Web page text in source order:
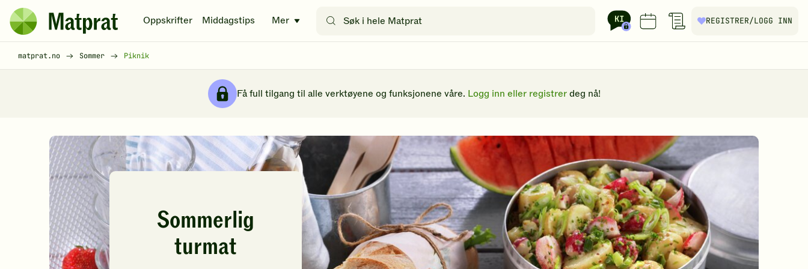
Hopp til hovedinnhold
Matprat
hjemmeside
Oppskrifter Middagstips Mer
etter
REGISTRER/LOGG INN
matprat.no Sommer Piknik
Få full tilgang til alle verktøyene og funksjonene våre. Logg inn eller registrer deg nå!
Sommerlig
turmat